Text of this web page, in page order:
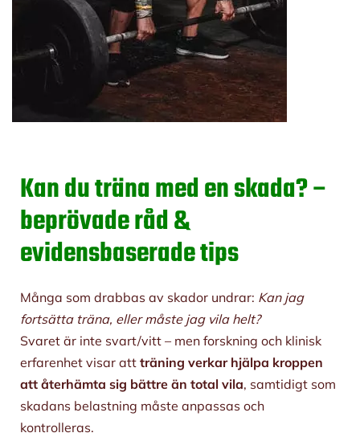
Kan du träna med en skada? –
beprövade råd &
evidensbaserade tips
Många som drabbas av skador undrar: Kan jag
fortsätta träna, eller måste jag vila helt?
Svaret är inte svart/vitt – men forskning och klinisk
erfarenhet visar att träning verkar hjälpa kroppen
att återhämta sig bättre än total vila, samtidigt som
skadans belastning måste anpassas och
kontrolleras.